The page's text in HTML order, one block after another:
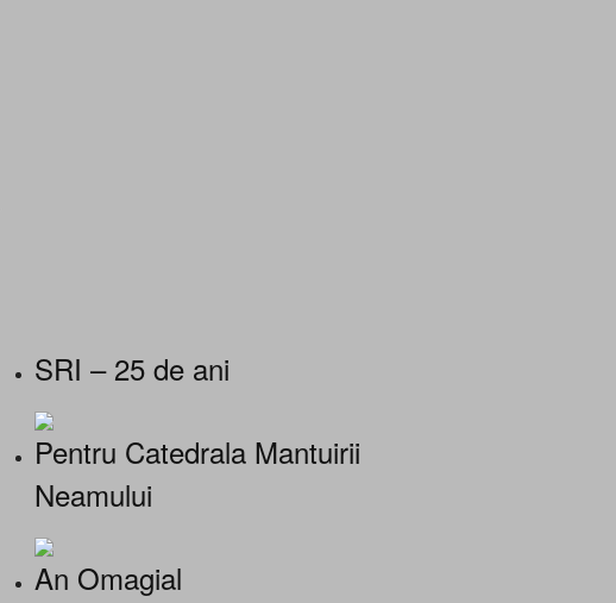
SRI – 25 de ani
Pentru Catedrala Mantuirii
Neamului
An Omagial